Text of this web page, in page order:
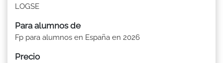
LOGSE
Para alumnos de
Fp para alumnos en España en 2026
Precio